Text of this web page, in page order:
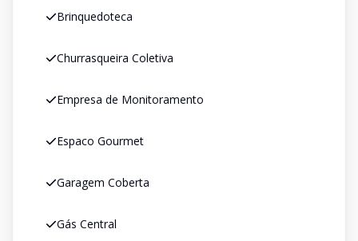
Brinquedoteca
Churrasqueira Coletiva
Empresa de Monitoramento
Espaco Gourmet
Garagem Coberta
Gás Central